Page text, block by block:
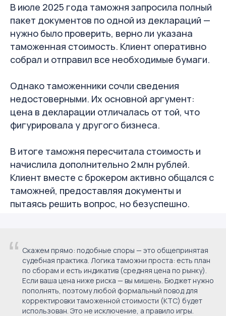
В июле 2025 года таможня запросила полный
пакет документов по одной из деклараций —
нужно было проверить, верно ли указана
таможенная стоимость. Клиент оперативно
собрал и отправил все необходимые бумаги.
Однако таможенники сочли сведения
недостоверными. Их основной аргумент:
цена в декларации отличалась от той, что
фигурировала у другого бизнеса.
В итоге таможня пересчитала стоимость и
начислила дополнительно 2 млн рублей.
Клиент вместе с брокером активно общался с
таможней, предоставляя документы и
пытаясь решить вопрос, но безуспешно.
“ Скажем прямо: подобные споры — это общепринятая
судебная практика. Логика таможни проста: есть план
по сборам и есть индикатив (средняя цена по рынку).
Если ваша цена ниже риска — вы мишень. Бюджет нужно
пополнять, поэтому любой формальный повод для
корректировки таможенной стоимости (КТС) будет
использован. Это не исключение, а правило игры.